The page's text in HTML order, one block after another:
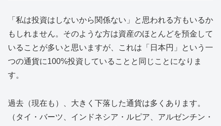
「私は投資はしないから関係ない」と思われる方もいるか
もしれません。そのような方は資産のほとんどを預金して
いることが多いと思いますが、これは「日本円」という一
つの通貨に100%投資していることと同じことになりま
す。
過去（現在も）、大きく下落した通貨は多くあります。
（タイ・バーツ、インドネシア・ルピア、アルゼンチン・